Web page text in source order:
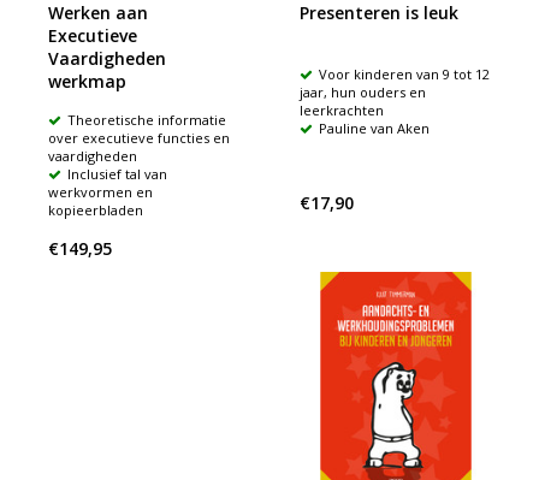
Werken aan
Executieve
Vaardigheden
werkmap
Theoretische informatie
over executieve functies en
vaardigheden
Inclusief tal van
werkvormen en
kopieerbladen
€149,95
Presenteren is leuk
Voor kinderen van 9 tot 12
jaar, hun ouders en
leerkrachten
Pauline van Aken
€17,90